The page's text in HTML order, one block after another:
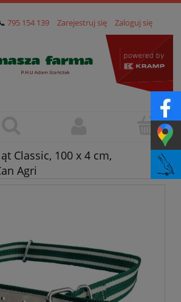
795 154 139 Zarejestruj się Zaloguj się
Classic, 100 x 4 cm,
Agri